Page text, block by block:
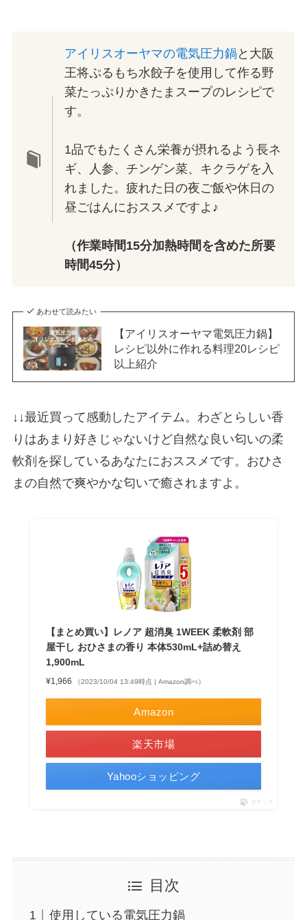
アイリスオーヤマの電気圧力鍋 と大阪
王将ぷるもち水餃子を使用して作る野
菜たっぷりかきたまスープのレシピで
す。
1品でもたくさん栄養が摂れるよう長ネ
ギ、人参、チンゲン菜、キクラゲを入
れました。疲れた日の夜ご飯や休日の
昼ごはんにおススメですよ♪
（作業時間15分加熱時間を含めた所要
時間45分）
あわせて読みたい
【アイリスオーヤマ電気圧力鍋】
レシピ以外に作れる料理20レシピ
以上紹介
↓↓最近買って感動したアイテム。わざとらしい香
りはあまり好きじゃないけど自然な良い匂いの柔
軟剤を探しているあなたにおススメです。おひさ
まの自然で爽やかな匂いで癒されますよ。
【まとめ買い】レノア 超消臭 1WEEK 柔軟剤 部
屋干し おひさまの香り 本体530mL+詰め替え
1,900mL
¥1,966 （2023/10/04 13:49時点 | Amazon調べ）
Amazon
楽天市場
Yahooショッピング
ポチップ
目次
使用している電気圧力鍋